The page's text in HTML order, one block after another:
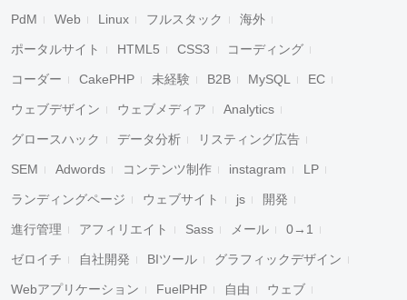
PdM Web Linux フルスタック 海外
ポータルサイト HTML5 CSS3 コーディング
コーダー CakePHP 未経験 B2B MySQL EC
ウェブデザイン ウェブメディア Analytics
グロースハック データ分析 リスティング広告
SEM Adwords コンテンツ制作 instagram LP
ランディングページ ウェブサイト js 開発
進行管理 アフィリエイト Sass メール 0→1
ゼロイチ 自社開発 BIツール グラフィックデザイン
Webアプリケーション FuelPHP 自由 ウェブ